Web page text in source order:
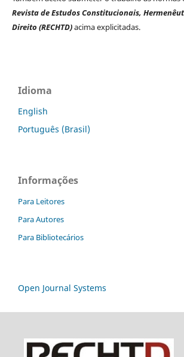
Revista de Estudos Constitucionais,
Direito (RECHTD)acima explicitadas.
Idioma
English
Português (Brasil)
Informações
Para Leitores
Para Autores
Para Bibliotecários
Open Journal Systems